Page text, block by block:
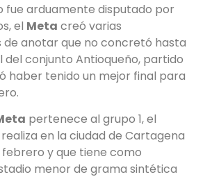
fue arduamente disputado por
el Meta creó varias
de anotar que no concretó hasta
del conjunto Antioqueño, partido
haber tenido un mejor final para
pertenece al grupo 1, el
en la ciudad de Cartagena
febrero y que tiene como
menor de grama sintética